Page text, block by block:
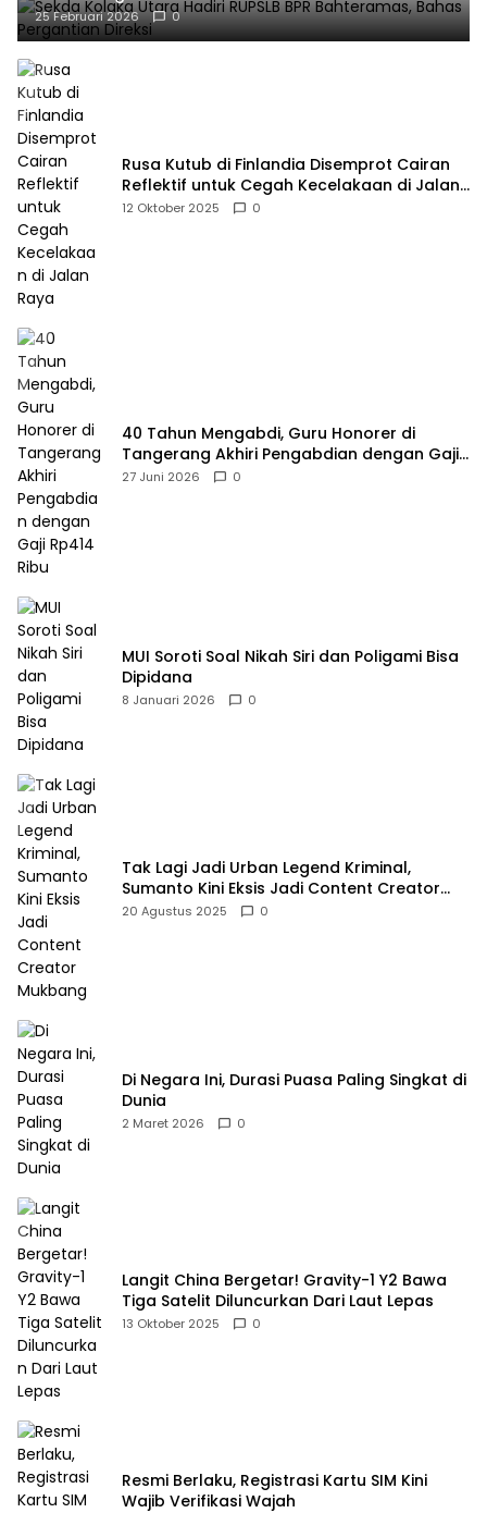
25 Februari 2026 0
Rusa Kutub di Finlandia Disemprot Cairan
Reflektif untuk Cegah Kecelakaan di Jalan
Raya
12 Oktober 2025 0
40 Tahun Mengabdi, Guru Honorer di
Tangerang Akhiri Pengabdian dengan Gaji
Rp414 Ribu
27 Juni 2026 0
MUI Soroti Soal Nikah Siri dan Poligami Bisa
Dipidana
8 Januari 2026 0
Tak Lagi Jadi Urban Legend Kriminal,
Sumanto Kini Eksis Jadi Content Creator
Mukbang
20 Agustus 2025 0
Di Negara Ini, Durasi Puasa Paling Singkat di
Dunia
2 Maret 2026 0
Langit China Bergetar! Gravity-1 Y2 Bawa
Tiga Satelit Diluncurkan Dari Laut Lepas
13 Oktober 2025 0
Resmi Berlaku, Registrasi Kartu SIM Kini
Wajib Verifikasi Wajah